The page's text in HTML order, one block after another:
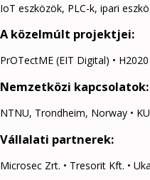
IoT eszközök, PLC-k, ipari
A közelmúlt projektjei:
PrOTectME (EIT Digital) •
Nemzetközi kapcsolatok:
NTNU, Trondheim, Norway •
Vállalati partnerek:
Microsec Zrt. • Tresorit Kft. •